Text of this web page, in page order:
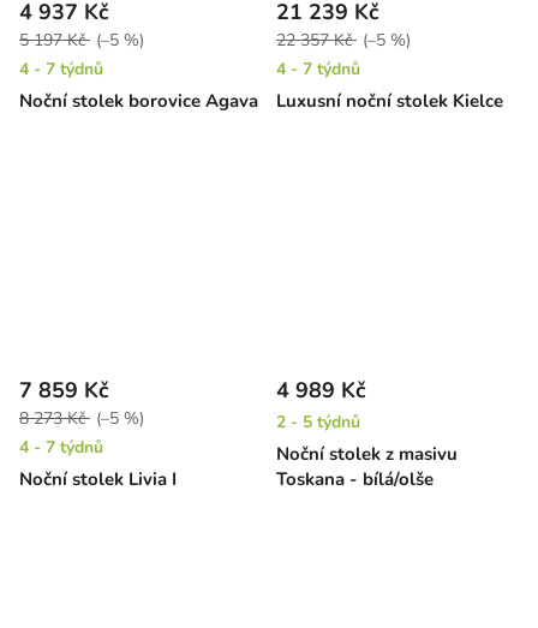
Noční stolek borovice Agava
4 937 Kč
5 197 Kč (–5 %)
4 - 7 týdnů
Luxusní noční stolek Kielce
21 239 Kč
22 357 Kč (–5 %)
4 - 7 týdnů
Noční stolek Livia I
7 859 Kč
8 273 Kč (–5 %)
4 - 7 týdnů
Noční stolek z masivu
Toskana - bílá/olše
4 989 Kč
2 - 5 týdnů